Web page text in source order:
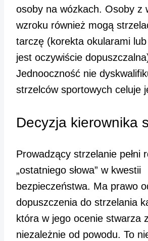
osoby na wózkach. Osoby z
wzroku również mogą
tarczę (korekta okularami
jest oczywiście
Jednooczność nie
strzelców sportowych celuje
Decyzja kierownika
Prowadzący strzelanie pełni
„ostatniego słowa” w kwestii
bezpieczeństwa. Ma prawo
dopuszczenia do strzelania
która w jego ocenie stwarza
niezależnie od powodu. To